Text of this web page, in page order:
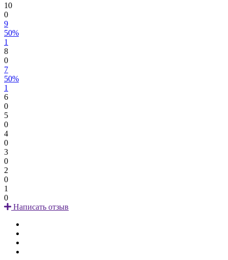
10
0
9
50%
1
8
0
7
50%
1
6
0
5
0
4
0
3
0
2
0
1
0
Написать отзыв